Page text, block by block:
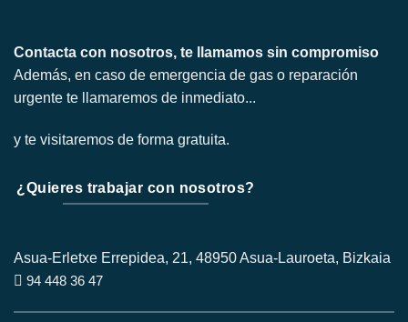
Contacta con nosotros, te llamamos sin compromiso
Además, en caso de emergencia de gas o reparación
urgente te llamaremos de inmediato...
y te visitaremos de forma gratuita.
¿Quieres trabajar con nosotros?
Asua-Erletxe Errepidea, 21, 48950 Asua-Lauroeta, Bizkaia
94 448 36 47